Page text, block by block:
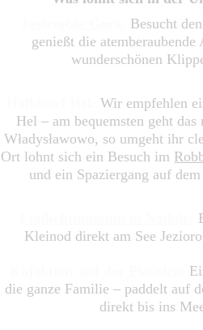
Besucht
genießt die atemberaubende
wunderschönen
Wir empfehlen
Hel – am bequemsten geht
Władysławowo, so umgeht ihr
Ort lohnt sich ein Besuch im
und ein Spaziergang auf dem
Kleinod direkt am See
die ganze Familie – paddelt auf
direkt bis ins